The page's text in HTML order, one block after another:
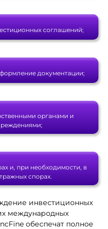
соглашений;
документации;
органами и
и, при необходимости, в
спорах.
инвестиционных
международных
обеспечат полное